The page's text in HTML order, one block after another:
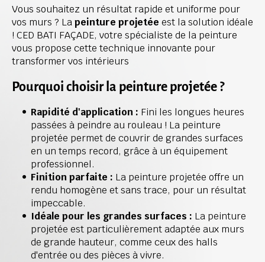
Vous souhaitez un résultat rapide et uniforme pour
vos murs ? La peinture projetée est la solution idéale
! CED BATI FAÇADE, votre spécialiste de la peinture
vous propose cette technique innovante pour
transformer vos intérieurs
Pourquoi choisir la peinture projetée ?
Rapidité d'application : Fini les longues heures
passées à peindre au rouleau ! La peinture
projetée permet de couvrir de grandes surfaces
en un temps record, grâce à un équipement
professionnel.
Finition parfaite : La peinture projetée offre un
rendu homogène et sans trace, pour un résultat
impeccable.
Idéale pour les grandes surfaces : La peinture
projetée est particulièrement adaptée aux murs
de grande hauteur, comme ceux des halls
d'entrée ou des pièces à vivre.